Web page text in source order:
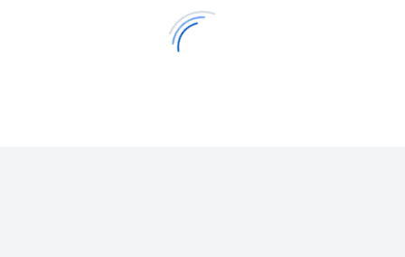
Création allée en enrobé sur Cely (77)
Nous avons été choisis par les clients sur la zone de